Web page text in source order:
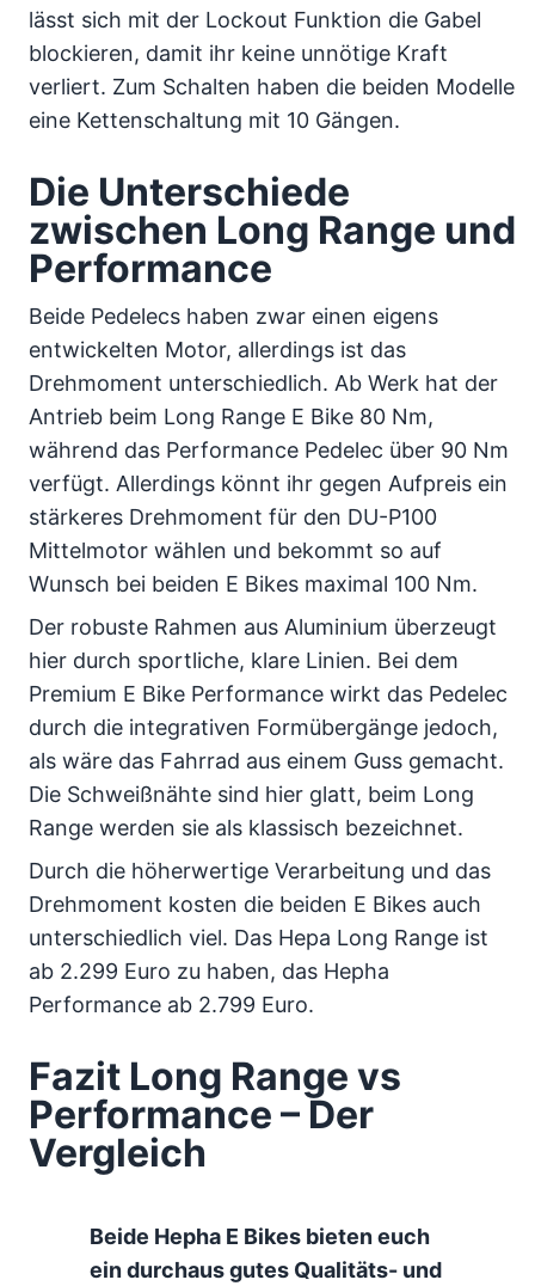
lässt sich mit der Lockout Funktion die Gabel
blockieren, damit ihr keine unnötige Kraft
verliert. Zum Schalten haben die beiden Modelle
eine Kettenschaltung mit 10 Gängen.
Die Unterschiede
zwischen Long Range und
Performance
Beide Pedelecs haben zwar einen eigens
entwickelten Motor, allerdings ist das
Drehmoment unterschiedlich. Ab Werk hat der
Antrieb beim Long Range E Bike 80 Nm,
während das Performance Pedelec über 90 Nm
verfügt. Allerdings könnt ihr gegen Aufpreis ein
stärkeres Drehmoment für den DU-P100
Mittelmotor wählen und bekommt so auf
Wunsch bei beiden E Bikes maximal 100 Nm.
Der robuste Rahmen aus Aluminium überzeugt
hier durch sportliche, klare Linien. Bei dem
Premium E Bike Performance wirkt das Pedelec
durch die integrativen Formübergänge jedoch,
als wäre das Fahrrad aus einem Guss gemacht.
Die Schweißnähte sind hier glatt, beim Long
Range werden sie als klassisch bezeichnet.
Durch die höherwertige Verarbeitung und das
Drehmoment kosten die beiden E Bikes auch
unterschiedlich viel. Das Hepa Long Range ist
ab 2.299 Euro zu haben, das Hepha
Performance ab 2.799 Euro.
Fazit Long Range vs
Performance – Der
Vergleich
Beide Hepha E Bikes bieten euch
ein durchaus gutes Qualitäts- und